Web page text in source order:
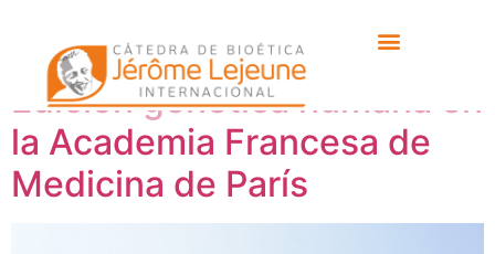
Etiqueta: parís
Edición genética humana en
la Academia Francesa de
Medicina de París